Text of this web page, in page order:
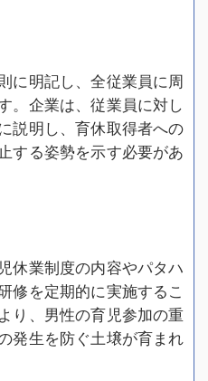
に明記し、全従業員に周
。企業は、従業員に対し
説明し、育休取得者への
する姿勢を示す必要があ
休業制度の内容やパタハ
修を定期的に実施するこ
り、男性の育児参加の重
発生を防ぐ土壌が育まれ